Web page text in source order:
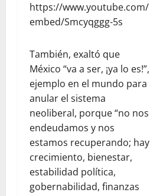
https://www.youtube.com/
embed/Smcyqggg-5s
También, exaltó que
México “va a ser, ¡ya lo es!”,
ejemplo en el mundo para
anular el sistema
neoliberal, porque “no nos
endeudamos y nos
estamos recuperando; hay
crecimiento, bienestar,
estabilidad política,
gobernabilidad, finanzas